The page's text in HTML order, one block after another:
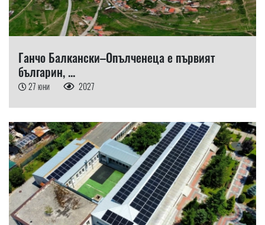
Ганчо Балкански–Опълченеца е първият
българин, ...
27 юни 2027